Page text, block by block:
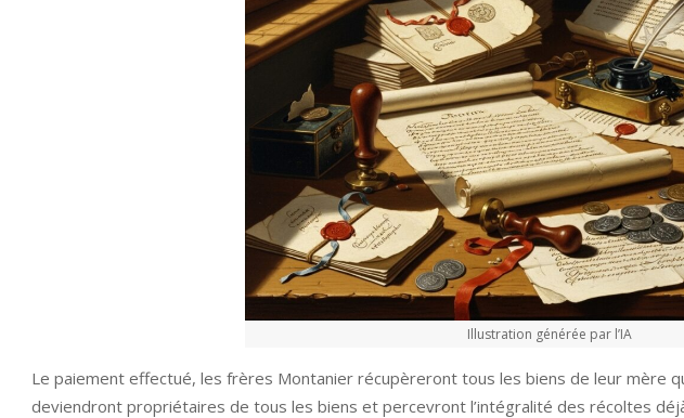
Illustration générée par l’IA
Le paiement effectué, les frères Montanier récupèreront tous les biens de leur mère
deviendront propriétaires de tous les biens et percevront l’intégralité des récoltes